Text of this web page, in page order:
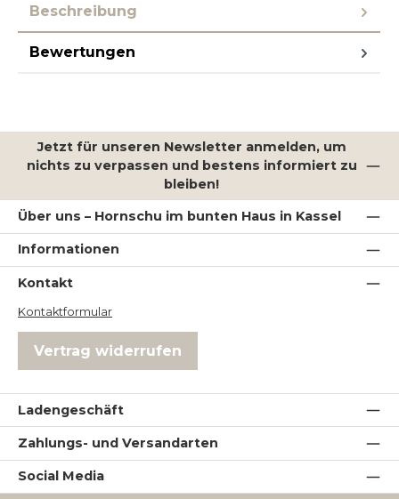
Beschreibung
Bewertungen
Jetzt für unseren Newsletter anmelden, um
nichts zu verpassen und bestens informiert zu
bleiben!
Über uns – Hornschu im bunten Haus in Kassel
Informationen
Kontakt
Kontaktformular
Vertrag widerrufen
Ladengeschäft
Zahlungs- und Versandarten
Social Media